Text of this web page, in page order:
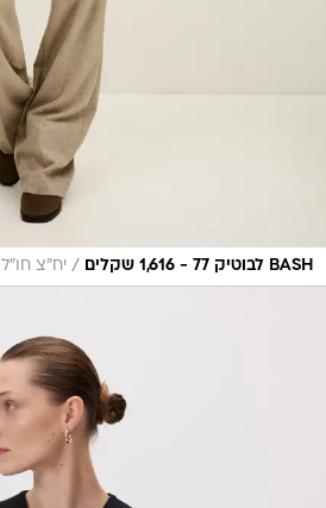
BASH לבוטיק 77 - 1,616 שקלים / יח"צ חו"ל